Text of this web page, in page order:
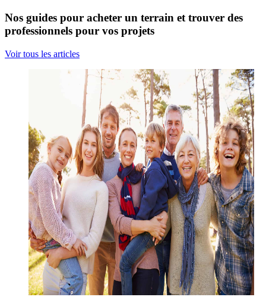
Nos guides pour acheter un terrain et trouver des
professionnels pour vos projets
Voir tous les articles